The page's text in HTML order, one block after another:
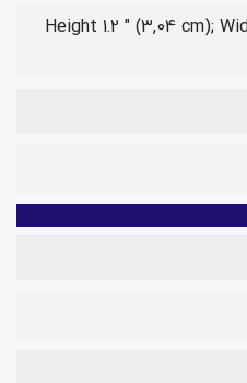
Height 1.2 " (3,04 cm);